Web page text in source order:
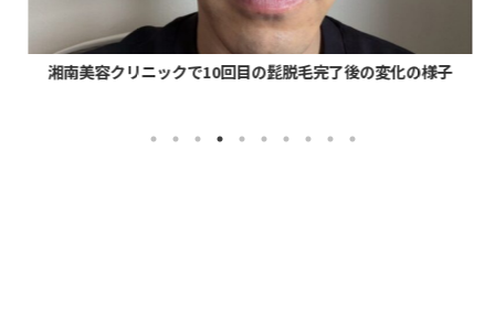
湘南美容クリニックで10回目の髭脱毛完了後の変化の様子